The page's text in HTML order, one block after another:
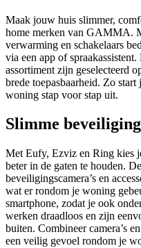
Maak jouw huis slimmer,
home merken van GAMMA.
verwarming en schakelaars
via een app of
assortiment zijn geselecteerd
brede toepasbaarheid. Zo
woning stap voor stap uit.
Slimme
Met Eufy, Ezviz en Ring kies
beter in de gaten te houden.
beveiligingscamera’s en
wat er rondom je woning
smartphone, zodat je ook
werken draadloos en zijn
buiten. Combineer camera’s
een veilig gevoel rondom je